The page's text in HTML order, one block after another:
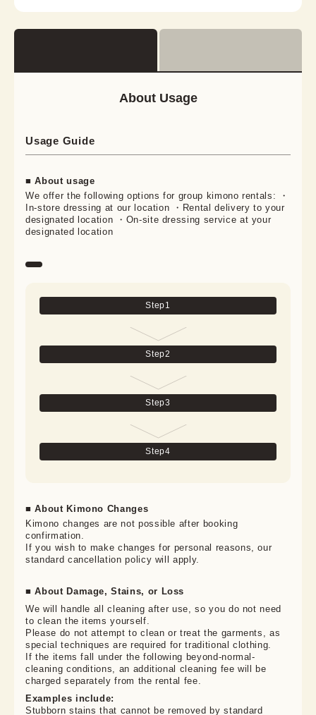
About Usage
Usage Guide
■ About usage
We offer the following options for group kimono rentals: ・
In-store dressing at our location ・Rental delivery to your
designated location ・On-site dressing service at your
designated location
Step1
Step2
Step3
Step4
■ About Kimono Changes
Kimono changes are not possible after booking
confirmation.
If you wish to make changes for personal reasons, our
standard cancellation policy will apply.
■ About Damage, Stains, or Loss
We will handle all cleaning after use, so you do not need
to clean the items yourself.
Please do not attempt to clean or treat the garments, as
special techniques are required for traditional clothing.
If the items fall under the following beyond-normal-
cleaning conditions, an additional cleaning fee will be
charged separately from the rental fee.
Examples include:
Stubborn stains that cannot be removed by standard